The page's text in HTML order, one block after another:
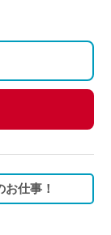
仕事！